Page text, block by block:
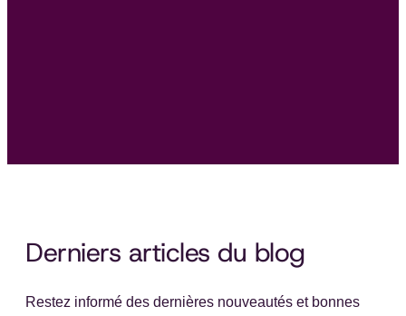
Derniers articles du blog
Restez informé des dernières nouveautés et bonnes